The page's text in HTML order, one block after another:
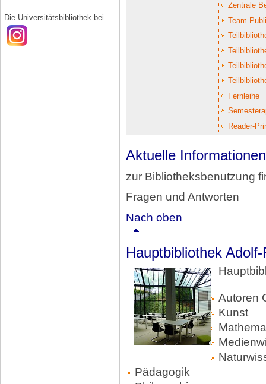
Die Universitätsbibliothek bei ...
Zentrale
Team
Fernleihe
Reader-
Aktuelle Informationen
zur Bibliotheksbenutzung
Fragen und Antworten
Nach oben
Hauptbibliothek
Autoren
Kunst
Pädagogik